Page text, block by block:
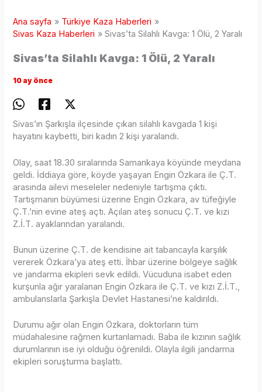
Ana sayfa
Türkiye Kaza Haberleri
Sivas Kaza Haberleri
Sivas’ta Silahlı Kavga: 1 Ölü, 2 Yaralı
Sivas’ta Silahlı Kavga: 1 Ölü, 2 Yaralı
10 ay önce
Sivas’ın Şarkışla ilçesinde çıkan silahlı kavgada 1 kişi
hayatını kaybetti, biri kadın 2 kişi yaralandı.
Olay, saat 18.30 sıralarında Samankaya köyünde meydana
geldi. İddiaya göre, köyde yaşayan Engin Özkara ile Ç.T.
arasında ailevi meseleler nedeniyle tartışma çıktı.
Tartışmanın büyümesi üzerine Engin Özkara, av tüfeğiyle
Ç.T.’nin evine ateş açtı. Açılan ateş sonucu Ç.T. ve kızı
Z.İ.T. ayaklarından yaralandı.
Bunun üzerine Ç.T. de kendisine ait tabancayla karşılık
vererek Özkara’ya ateş etti. İhbar üzerine bölgeye sağlık
ve jandarma ekipleri sevk edildi. Vücuduna isabet eden
kurşunla ağır yaralanan Engin Özkara ile Ç.T. ve kızı Z.İ.T.,
ambulanslarla Şarkışla Devlet Hastanesi’ne kaldırıldı.
Durumu ağır olan Engin Özkara, doktorların tüm
müdahalesine rağmen kurtarılamadı. Baba ile kızının sağlık
durumlarının ise iyi olduğu öğrenildi. Olayla ilgili jandarma
ekipleri soruşturma başlattı.